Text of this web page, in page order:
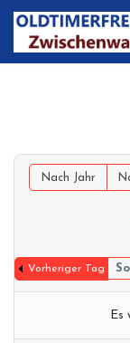
Nach Jahr
Vorheriger Tag
Es